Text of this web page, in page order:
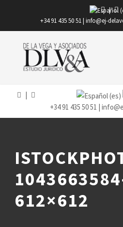
|
+34 91 435 50 51 | info@ej-
+34 91 435 50 51 |
612×612